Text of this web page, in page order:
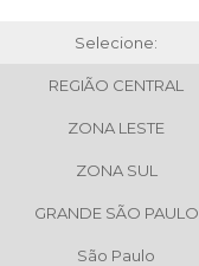
Selecione:
REGIÃO CENTRAL
ZONA LESTE
ZONA SUL
GRANDE SÃO PAULO
São Paulo